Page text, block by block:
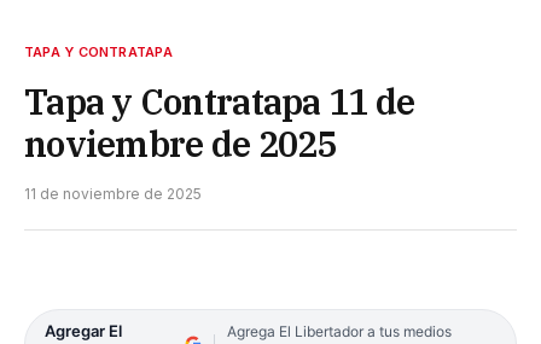
TAPA Y CONTRATAPA
Tapa y Contratapa 11 de
noviembre de 2025
11 de noviembre de 2025
Agregar El
Agrega El Libertador a tus medios